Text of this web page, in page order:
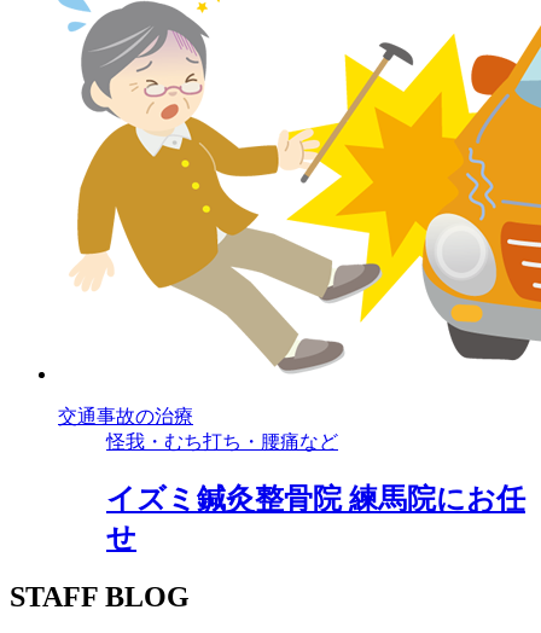
交通事故の治療
怪我・むち打ち・腰痛など
イズミ鍼灸整骨院 練馬院にお任
せ
STAFF BLOG